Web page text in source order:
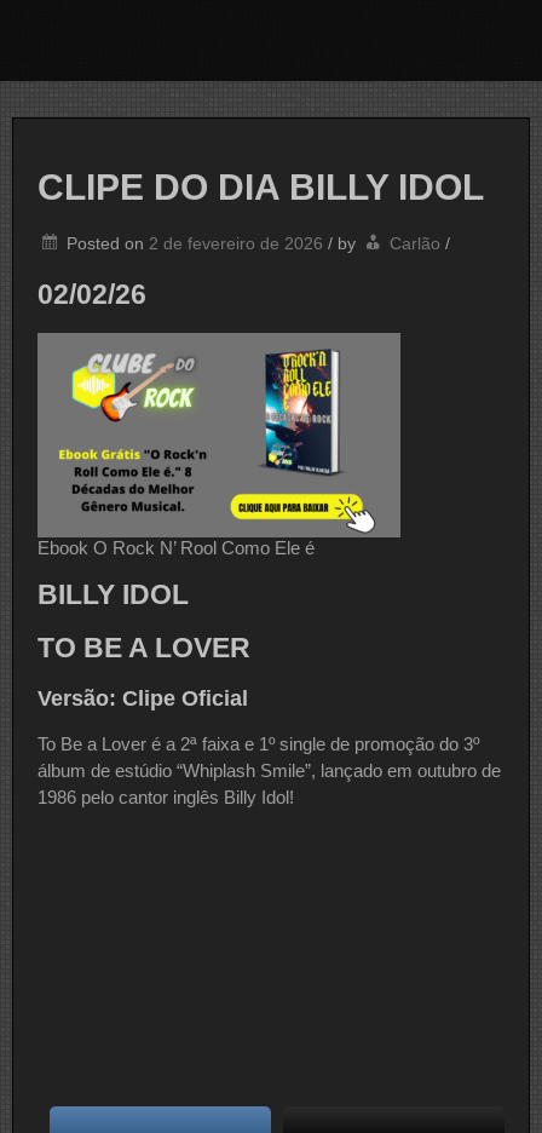
CLIPE DO DIA BILLY IDOL
Posted on 2 de fevereiro de 2026 / by Carlão /
02/02/26
Ebook O Rock N’ Rool Como Ele é
BILLY IDOL
TO BE A LOVER
Versão: Clipe Oficial
To Be a Lover é a 2ª faixa e 1º single de promoção do 3º
álbum de estúdio “Whiplash Smile”, lançado em outubro de
1986 pelo cantor inglês Billy Idol!